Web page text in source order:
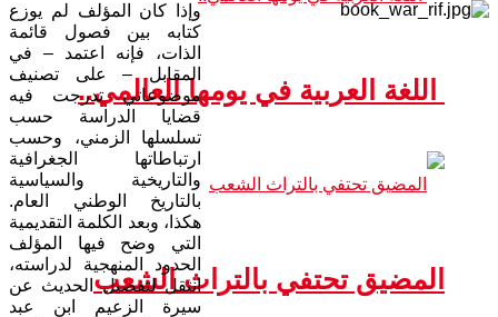
اللغة العربية في يومها العالمي..
المضيق تحتفي بالتراث الشعب
وإذا كان المؤلف لم يوزع
كتابه بين فصول قائمة
الذات، فإنه اعتمد – في
المقابل – على تصنيف
موضوعاتي تدرجت فيه
قضايا الدراسة حسب
تسلسلها الزمني، وحسب
ارتباطاتها الجغرافية
والتاريخية والسياسية
بالتاريخ الوطني العام.
هكذا، وبعد الكلمة التقديمية
التي وضح فيها المؤلف
الحدود المنهجية لدراسته،
انتقل لتفصيل الحديث عن
سيرة الزعيم ابن عبد